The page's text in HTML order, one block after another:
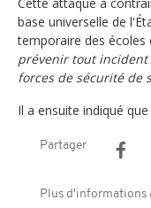
Cette attaque a
base universelle de
temporaire des écoles
prévenir tout incident
forces de sécurité de
Il a ensuite indiqué
Partager
Plus d'informations